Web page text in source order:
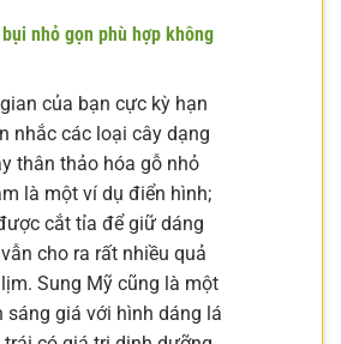
nhỏ gọn phù hợp không
của bạn cực kỳ hạn
nhắc các loại cây dạng
thân thảo hóa gỗ nhỏ
là một ví dụ điển hình;
cắt tỉa để giữ dáng
cho ra rất nhiều quả
Sung Mỹ cũng là một
sáng giá với hình dáng lá